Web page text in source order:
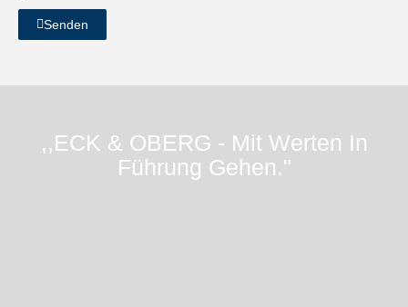
Senden
,,ECK & OBERG - Mit Werten In
Führung Gehen."